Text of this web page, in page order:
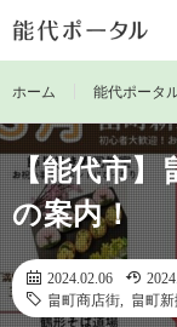
ホーム 能代ポータ
【能代市】
の案内！
2024.02.06
畠町商店街
畠町新